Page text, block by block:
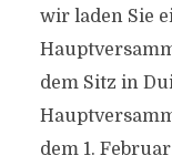
wir laden Sie
dem Sitz in
dem 1.